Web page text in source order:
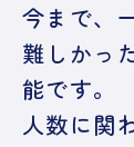
今まで、
難しかっ
能です。
人数に関